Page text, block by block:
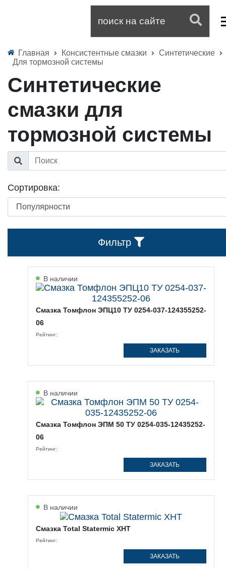
Главная Консистентные смазки
Синтетические
Для тормозной системы
Синтетические
смазки для
тормозной системы
Сортировка:
Фильтр
В наличии
Смазка Томфлон ЭПЦ10 ТУ 0254-037-124355252-
06
Рейтинг:
ЗАКАЗАТЬ
В наличии
Смазка Томфлон ЭПМ 50 ТУ 0254-035-12435252-
06
Рейтинг:
ЗАКАЗАТЬ
В наличии
Смазка Total Statermic XHT
Рейтинг:
ЗАКАЗАТЬ